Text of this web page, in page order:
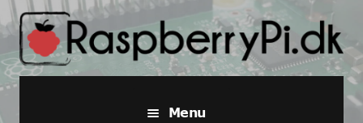
Spring
til
navigation
Spring
til
indhold
Menu